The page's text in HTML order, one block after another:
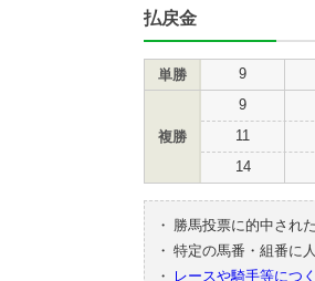
払戻金
単勝 9
複勝
9
11
14
・
勝馬投票に的中され
・ 特定の馬番・組番に
・
レースや騎手等につ